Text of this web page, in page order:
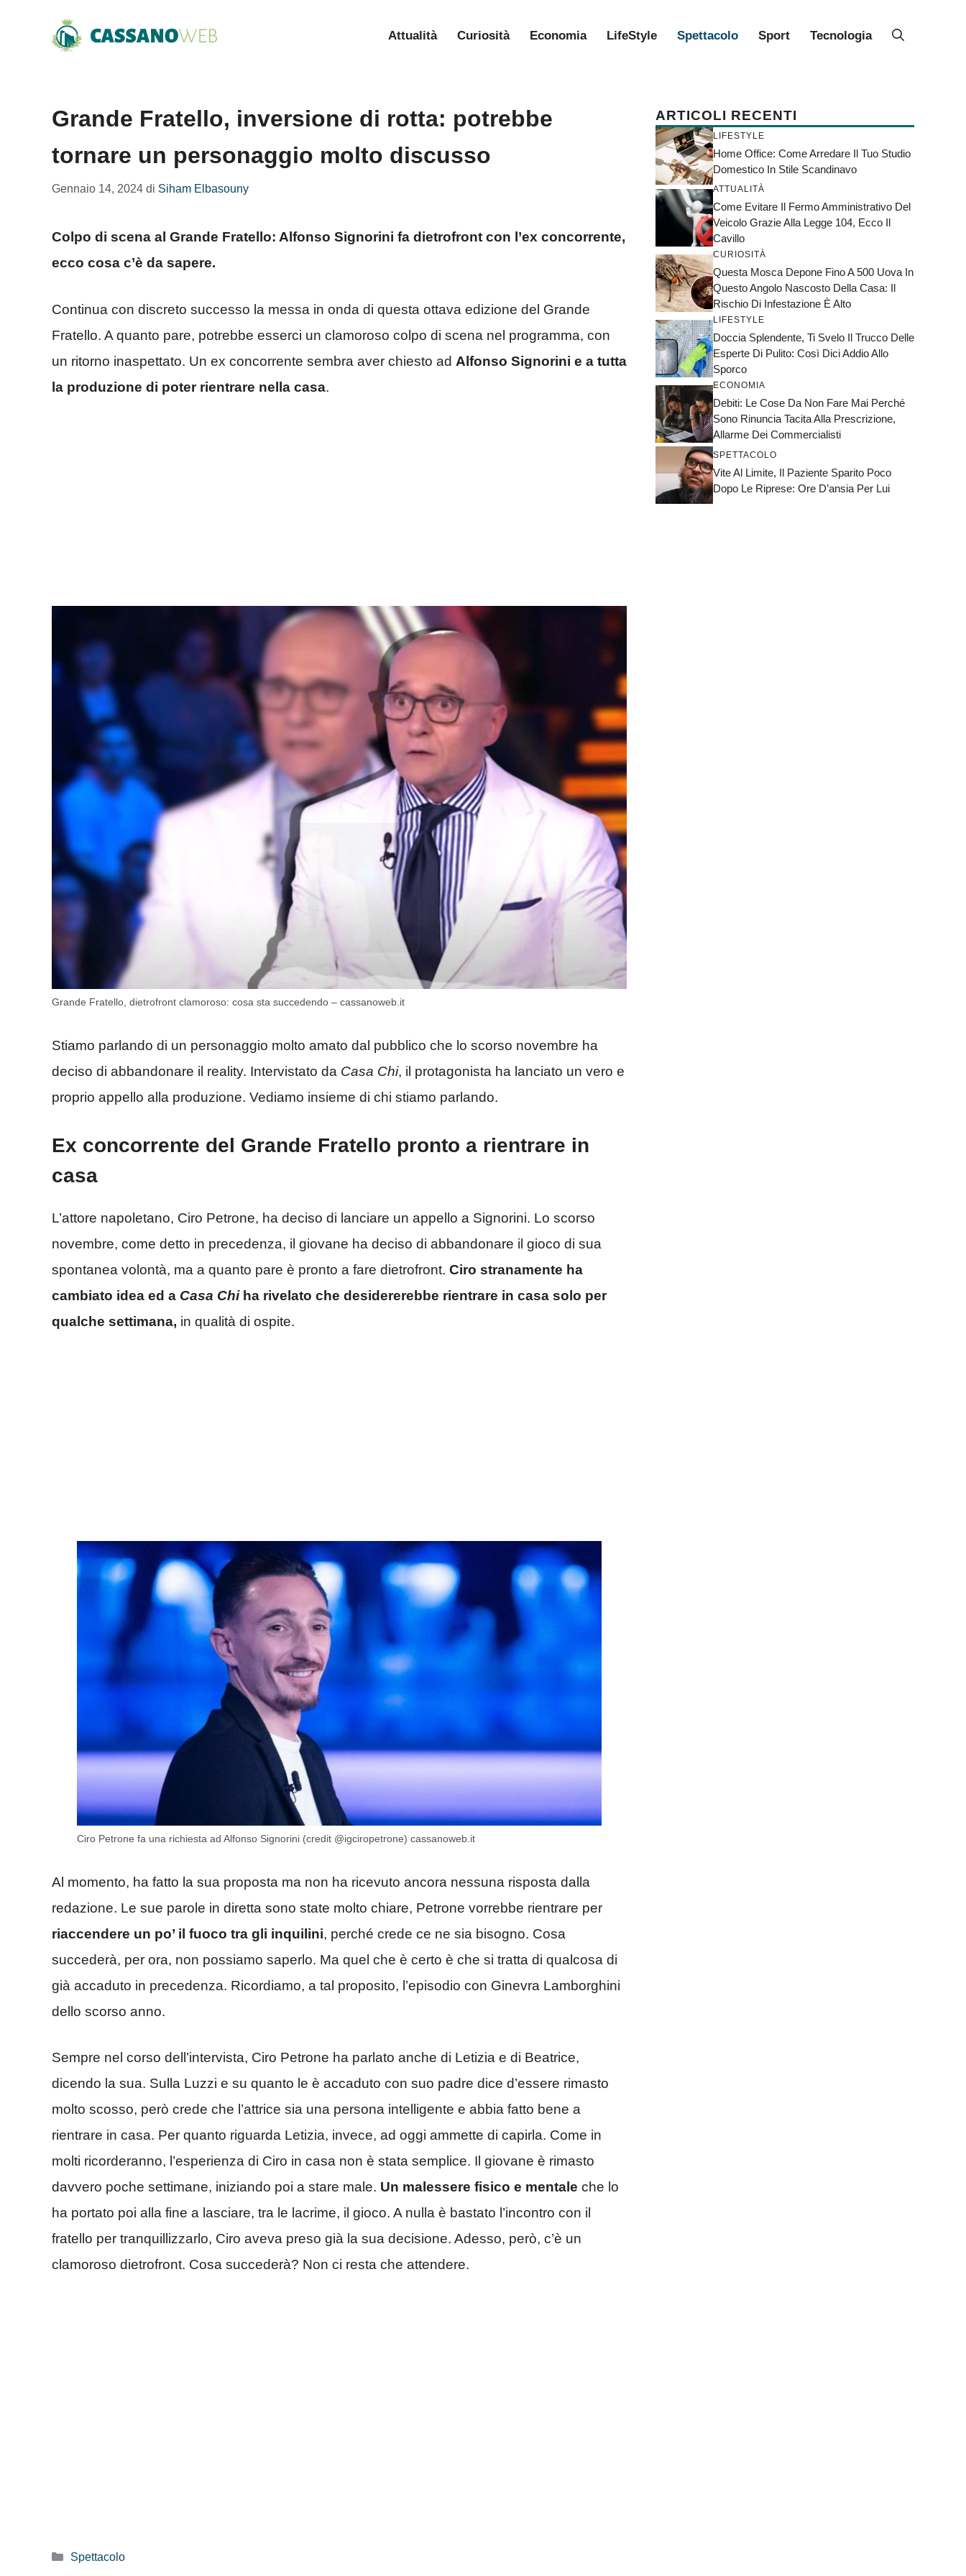
Attualità Curiosità Economia LifeStyle Spettacolo Sport Tecnologia
Grande Fratello, inversione di rotta: potrebbe
tornare un personaggio molto discusso
Gennaio 14, 2024 di Siham Elbasouny
Colpo di scena al Grande Fratello: Alfonso Signorini fa dietrofront con l’ex concorrente,
ecco cosa c’è da sapere.
Continua con discreto successo la messa in onda di questa ottava edizione del Grande
Fratello. A quanto pare, potrebbe esserci un clamoroso colpo di scena nel programma, con
un ritorno inaspettato. Un ex concorrente sembra aver chiesto ad Alfonso Signorini e a tutta
la produzione di poter rientrare nella casa.
Grande Fratello, dietrofront clamoroso: cosa sta succedendo – cassanoweb.it
Stiamo parlando di un personaggio molto amato dal pubblico che lo scorso novembre ha
deciso di abbandonare il reality. Intervistato da Casa Chi, il protagonista ha lanciato un vero e
proprio appello alla produzione. Vediamo insieme di chi stiamo parlando.
Ex concorrente del Grande Fratello pronto a rientrare in
casa
L’attore napoletano, Ciro Petrone, ha deciso di lanciare un appello a Signorini. Lo scorso
novembre, come detto in precedenza, il giovane ha deciso di abbandonare il gioco di sua
spontanea volontà, ma a quanto pare è pronto a fare dietrofront. Ciro stranamente ha
cambiato idea ed a Casa Chiha rivelato che desidererebbe rientrare in casa solo per
qualche settimana, in qualità di ospite.
Ciro Petrone fa una richiesta ad Alfonso Signorini (credit @igciropetrone) cassanoweb.it
Al momento, ha fatto la sua proposta ma non ha ricevuto ancora nessuna risposta dalla
redazione. Le sue parole in diretta sono state molto chiare, Petrone vorrebbe rientrare per
riaccendere un po’ il fuoco tra gli inquilini, perché crede ce ne sia bisogno. Cosa
succederà, per ora, non possiamo saperlo. Ma quel che è certo è che si tratta di qualcosa di
già accaduto in precedenza. Ricordiamo, a tal proposito, l’episodio con Ginevra Lamborghini
dello scorso anno.
Sempre nel corso dell’intervista, Ciro Petrone ha parlato anche di Letizia e di Beatrice,
dicendo la sua. Sulla Luzzi e su quanto le è accaduto con suo padre dice d’essere rimasto
molto scosso, però crede che l’attrice sia una persona intelligente e abbia fatto bene a
rientrare in casa. Per quanto riguarda Letizia, invece, ad oggi ammette di capirla. Come in
molti ricorderanno, l’esperienza di Ciro in casa non è stata semplice. Il giovane è rimasto
davvero poche settimane, iniziando poi a stare male. Un malessere fisico e mentale che lo
ha portato poi alla fine a lasciare, tra le lacrime, il gioco. A nulla è bastato l’incontro con il
fratello per tranquillizzarlo, Ciro aveva preso già la sua decisione. Adesso, però, c’è un
clamoroso dietrofront. Cosa succederà? Non ci resta che attendere.
Categorie
Spettacolo
ARTICOLI RECENTI
LIFESTYLE
Home Office: Come Arredare Il Tuo Studio
Domestico In Stile Scandinavo
ATTUALITÀ
Come Evitare Il Fermo Amministrativo Del
Veicolo Grazie Alla Legge 104, Ecco Il
Cavillo
CURIOSITÀ
Questa Mosca Depone Fino A 500 Uova In
Questo Angolo Nascosto Della Casa: Il
Rischio Di Infestazione È Alto
LIFESTYLE
Doccia Splendente, Ti Svelo Il Trucco Delle
Esperte Di Pulito: Così Dici Addio Allo
Sporco
ECONOMIA
Debiti: Le Cose Da Non Fare Mai Perché
Sono Rinuncia Tacita Alla Prescrizione,
Allarme Dei Commercialisti
SPETTACOLO
Vite Al Limite, Il Paziente Sparito Poco
Dopo Le Riprese: Ore D’ansia Per Lui